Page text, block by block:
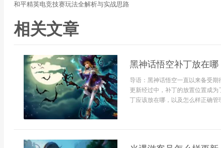
和平精英电竞技赛玩法全解析与实战思路
相关文章
黑神话悟空补丁放在哪
导语：黑神话悟空一直以来备受
更新经过中，补丁的放置位置成
丁应该放在哪，以及怎么样正确管